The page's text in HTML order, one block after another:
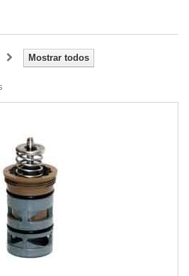
Mostrar todos